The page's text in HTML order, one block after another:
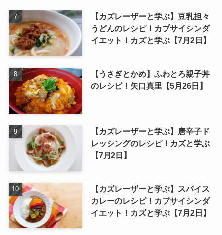
【カズレーザーと学ぶ】豆乳担々
うどんのレシピ！カプサイシンダ
イエット！カズと学ぶ【7月2日】
【うさぎとかめ】ふわとろ親子丼
のレシピ！矢口真里【5月26日】
【カズレーザーと学ぶ】唐辛子ド
レッシングのレシピ！カズと学ぶ
【7月2日】
【カズレーザーと学ぶ】スパイス
カレーのレシピ！カプサイシンダ
イエット！カズと学ぶ【7月2日】